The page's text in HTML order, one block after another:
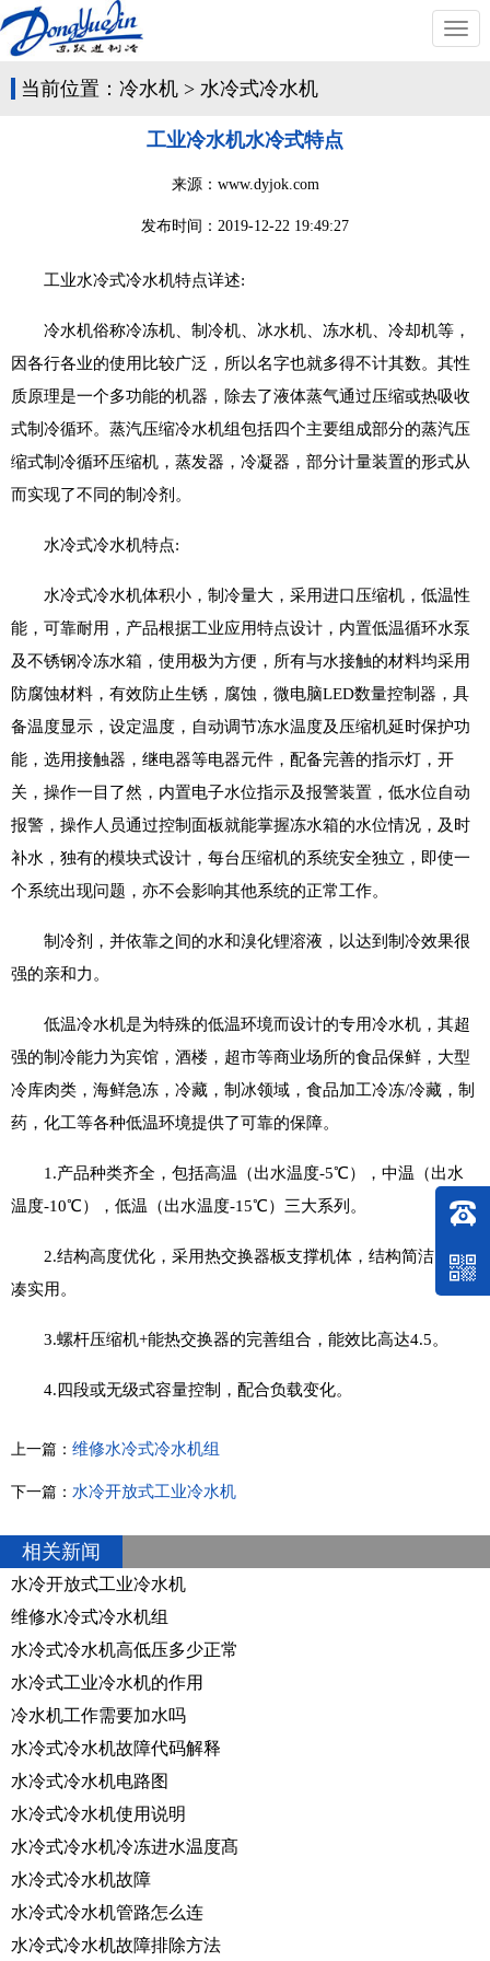
切
换
当前位置： 冷水机 > 水冷式冷水机
工业冷水机水冷式特点
来源：www.dyjok.com
发布时间： 2019-12-22 19:49:27
工业水冷式冷水机特点详述:
冷水机俗称冷冻机、制冷机、冰水机、冻水机、冷却机等，
因各行各业的使用比较广泛，所以名字也就多得不计其数。其性
质原理是一个多功能的机器，除去了液体蒸气通过压缩或热吸收
式制冷循环。蒸汽压缩冷水机组包括四个主要组成部分的蒸汽压
缩式制冷循环压缩机，蒸发器，冷凝器，部分计量装置的形式从
而实现了不同的制冷剂。
水冷式冷水机特点:
水冷式冷水机体积小，制冷量大，采用进口压缩机，低温性
能，可靠耐用，产品根据工业应用特点设计，内置低温循环水泵
及不锈钢冷冻水箱，使用极为方便，所有与水接触的材料均采用
防腐蚀材料，有效防止生锈，腐蚀，微电脑LED数量控制器，具
备温度显示，设定温度，自动调节冻水温度及压缩机延时保护功
能，选用接触器，继电器等电器元件，配备完善的指示灯，开
关，操作一目了然，内置电子水位指示及报警装置，低水位自动
报警，操作人员通过控制面板就能掌握冻水箱的水位情况，及时
补水，独有的模块式设计，每台压缩机的系统安全独立，即使一
个系统出现问题，亦不会影响其他系统的正常工作。
制冷剂，并依靠之间的水和溴化锂溶液，以达到制冷效果很
强的亲和力。
低温冷水机是为特殊的低温环境而设计的专用冷水机，其超
强的制冷能力为宾馆，酒楼，超市等商业场所的食品保鲜，大型
冷库肉类，海鲜急冻，冷藏，制冰领域，食品加工冷冻/冷藏，制
药，化工等各种低温环境提供了可靠的保障。
1.产品种类齐全，包括高温（出水温度-5℃），中温（出水
温度-10℃），低温（出水温度-15℃）三大系列。
2.结构高度优化，采用热交换器板支撑机体，结构简洁，紧
凑实用。
3.螺杆压缩机+能热交换器的完善组合，能效比高达4.5。
4.四段或无级式容量控制，配合负载变化。
上一篇： 维修水冷式冷水机组
下一篇： 水冷开放式工业冷水机
相关新闻
水冷开放式工业冷水机
维修水冷式冷水机组
水冷式冷水机高低压多少正常
水冷式工业冷水机的作用
冷水机工作需要加水吗
水冷式冷水机故障代码解释
水冷式冷水机电路图
水冷式冷水机使用说明
水冷式冷水机冷冻进水温度髙
水冷式冷水机故障
水冷式冷水机管路怎么连
水冷式冷水机故障排除方法